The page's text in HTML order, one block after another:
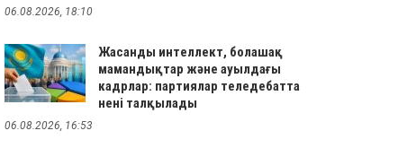
06.08.2026, 18:10
Жасанды интеллект, болашақ
мамандықтар және ауылдағы
кадрлар: партиялар теледебатта
нені талқылады
06.08.2026, 16:53